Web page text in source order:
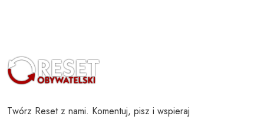
Twórz Reset z nami. Komentuj, pisz i wspieraj